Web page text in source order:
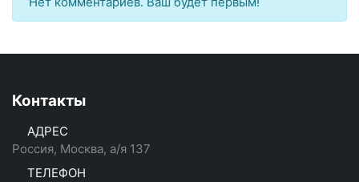
Контакты
АДРЕС
Россия, Москва, а/я 137
ТЕЛЕФОН